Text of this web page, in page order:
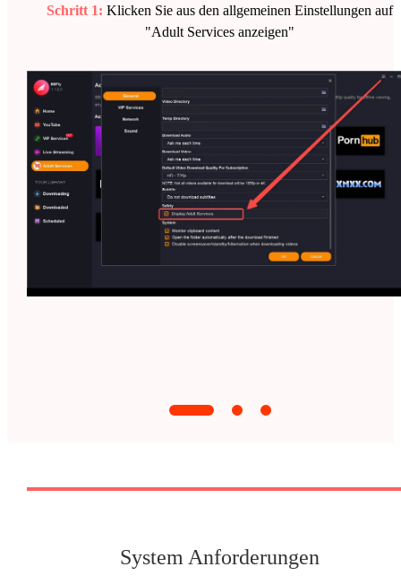
Schritt 1:Klicken Sie aus den allgemeinen Einstellungen auf
"Adult Services anzeigen"
System Anforderungen